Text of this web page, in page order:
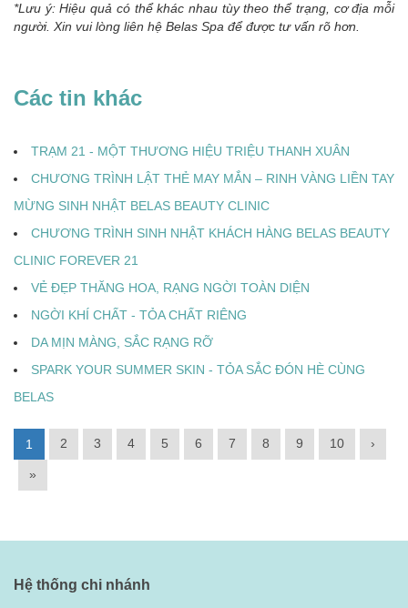
*Lưu ý: Hiệu quả có thể khác nhau tùy theo thể trạng, cơ địa mỗi
người. Xin vui lòng liên hệ Belas Spa để được tư vấn rõ hơn.
Các tin khác
TRẠM 21 - MỘT THƯƠNG HIỆU TRIỆU THANH XUÂN
CHƯƠNG TRÌNH LẬT THẺ MAY MẮN – RINH VÀNG LIỀN TAY
MỪNG SINH NHẬT BELAS BEAUTY CLINIC
CHƯƠNG TRÌNH SINH NHẬT KHÁCH HÀNG BELAS BEAUTY
CLINIC FOREVER 21
VẺ ĐẸP THĂNG HOA, RẠNG NGỜI TOÀN DIỆN
NGỜI KHÍ CHẤT - TỎA CHẤT RIÊNG
DA MỊN MÀNG, SẮC RẠNG RỠ
SPARK YOUR SUMMER SKIN - TỎA SẮC ĐÓN HÈ CÙNG
BELAS
1 2 3 4 5 6 7 8 9 10 ›
»
Hệ thống chi nhánh